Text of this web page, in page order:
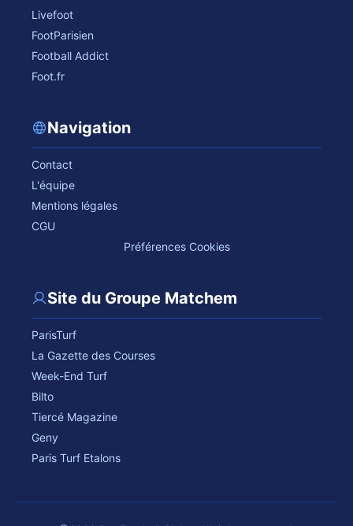
Livefoot
FootParisien
Football Addict
Foot.fr
Navigation
Contact
L'équipe
Mentions légales
CGU
Préférences Cookies
Site du Groupe Matchem
ParisTurf
La Gazette des Courses
Week-End Turf
Bilto
Tiercé Magazine
Geny
Paris Turf Etalons